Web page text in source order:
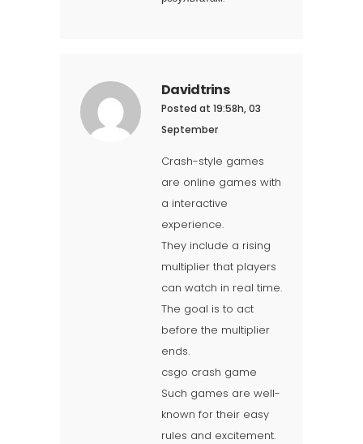
Davidtrins
Posted at 19:58h, 03
September
Crash-style games
are online games with
a interactive
experience.
They include a rising
multiplier that players
can watch in real time.
The goal is to act
before the multiplier
ends.
csgo crash game
Such games are well-
known for their easy
rules and excitement.